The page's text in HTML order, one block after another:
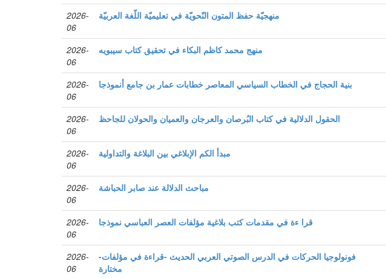
2026-
06
منهجيّة حفظ المتون النّحويّة في تعليميّة اللّغة العربيّة
2026-
06
منهج محمد كاظم البكاء في تحقيق كتاب سيبويه
2026-
06
بنية الحجاج في الخطاب السياسي المعاصر خطابات عمار بن جامع أنموذجا
2026-
06
الحقول الدلالية في كتاب البُرصان والعرجان والعميان والحولان للجاحظ
2026-
06
مبدأ الكم الإبلاغي بين البلاغة والتداولية
2026-
06
مباحث الدلالة عند صابر الحباشة
2026-
06
قرا ءة في مقدمات كتب بلاغية مؤلفات العصر العباسي نموذجا
2026-
06
-فونولوجيا الحركات في الدرس الصوتي العربي الحديث -قراءة في مؤلفات
مختارة